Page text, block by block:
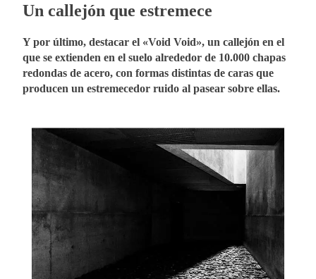
Un callejón que estremece
Y por último, destacar el «Void Void», un callejón en el
que se extienden en el suelo alrededor de 10.000 chapas
redondas de acero, con formas distintas de caras que
producen un estremecedor ruido al pasear sobre ellas.